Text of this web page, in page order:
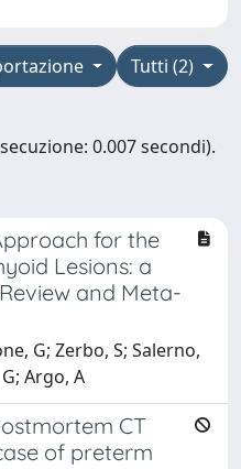
Tutti (2)
0.007 secondi).
for the
Lesions: a
and Meta-
G; Zerbo, S; Salerno,
Argo, A
CT
of preterm